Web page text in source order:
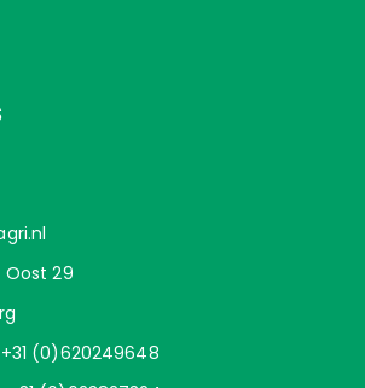
Oost 29
+31 (0)620249648